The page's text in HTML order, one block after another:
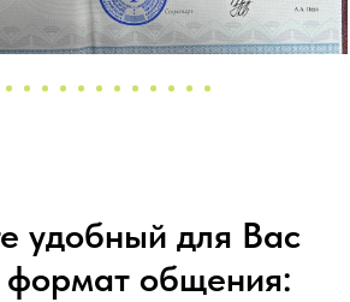
удобный для Вас
общения: